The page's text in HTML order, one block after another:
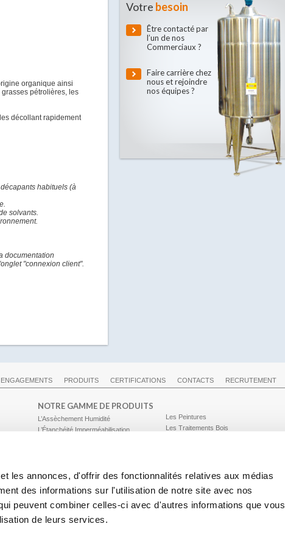
les annonces, d'offrir des fonctionnalités relatives aux médias
des informations sur l'utilisation de notre site avec nos
peuvent combiner celles-ci avec d'autres informations que vous
de leurs services.
organique ainsi
pétrolières, les
décollant rapidement
habituels (à
solvants.
documentation
"connexion client".
Votre besoin
Être contacté par
l’un de nos
Commerciaux ?
Faire carrière chez
nous et rejoindre
nos équipes ?
PRODUITS CERTIFICATIONS CONTACTS RECRUTEMENT
NOTRE GAMME DE PRODUITS
L’Assèchement Humidité
L’Étanchéité Imperméabilisation
Les Peintures
Les Traitements Bois